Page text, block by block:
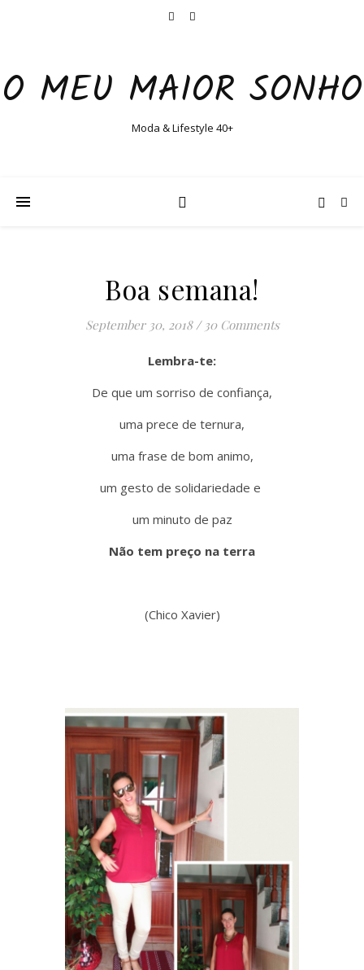
O MEU MAIOR SONHO
Moda & Lifestyle 40+
Boa semana!
September 30, 2018 / 30 Comments
Lembra-te:
De que um sorriso de confiança,
uma prece de ternura,
uma frase de bom animo,
um gesto de solidariedade e
um minuto de paz
Não tem preço na terra
(Chico Xavier)